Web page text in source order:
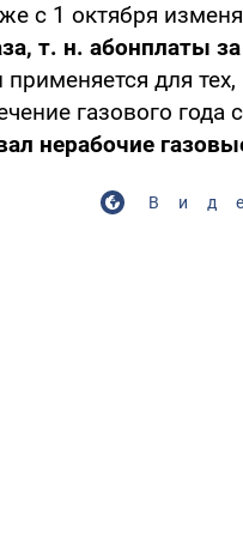
с 1 октября
т. н. абонплаты за
для
газового года
нерабочие